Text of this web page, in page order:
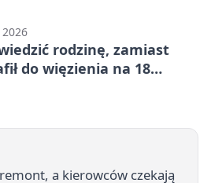
rodzinę, zamiast
do więzienia na 18
a kierowców czekają